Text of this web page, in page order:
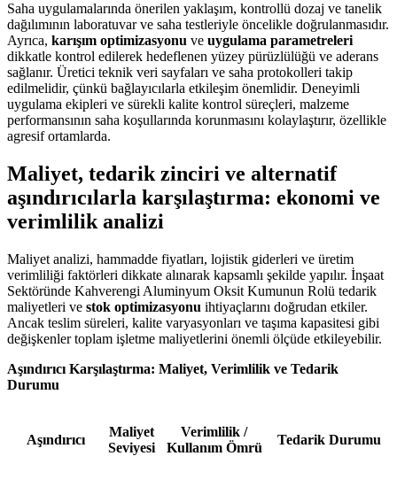
Saha uygulamalarında önerilen yaklaşım, kontrollü dozaj ve tanelik
dağılımının laboratuvar ve saha testleriyle öncelikle doğrulanmasıdır.
Ayrıca, karışım optimizasyonu ve uygulama parametreleri
dikkatle kontrol edilerek hedeflenen yüzey pürüzlülüğü ve aderans
sağlanır. Üretici teknik veri sayfaları ve saha protokolleri takip
edilmelidir, çünkü bağlayıcılarla etkileşim önemlidir. Deneyimli
uygulama ekipleri ve sürekli kalite kontrol süreçleri, malzeme
performansının saha koşullarında korunmasını kolaylaştırır, özellikle
agresif ortamlarda.
Maliyet, tedarik zinciri ve alternatif
aşındırıcılarla karşılaştırma: ekonomi ve
verimlilik analizi
Maliyet analizi, hammadde fiyatları, lojistik giderleri ve üretim
verimliliği faktörleri dikkate alınarak kapsamlı şekilde yapılır. İnşaat
Sektöründe Kahverengi Aluminyum Oksit Kumunun Rolü tedarik
maliyetleri ve stok optimizasyonu ihtiyaçlarını doğrudan etkiler.
Ancak teslim süreleri, kalite varyasyonları ve taşıma kapasitesi gibi
değişkenler toplam işletme maliyetlerini önemli ölçüde etkileyebilir.
Aşındırıcı Karşılaştırma: Maliyet, Verimlilik ve Tedarik
Durumu
Aşındırıcı
Maliyet
Seviyesi
Verimlilik /
Kullanım Ömrü
Tedarik Durumu